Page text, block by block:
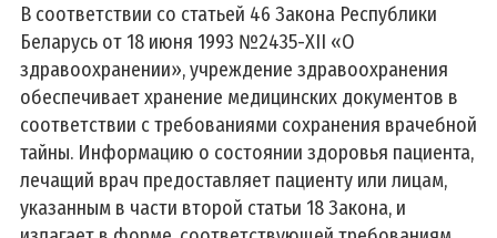
В соответствии со статьей 46 Закона Республики
Беларусь от 18 июня 1993 №2435-XII «О
здравоохранении», учреждение здравоохранения
обеспечивает хранение медицинских документов в
соответствии с требованиями сохранения врачебной
тайны. Информацию о состоянии здоровья пациента,
лечащий врач предоставляет пациенту или лицам,
указанным в части второй статьи 18 Закона, и